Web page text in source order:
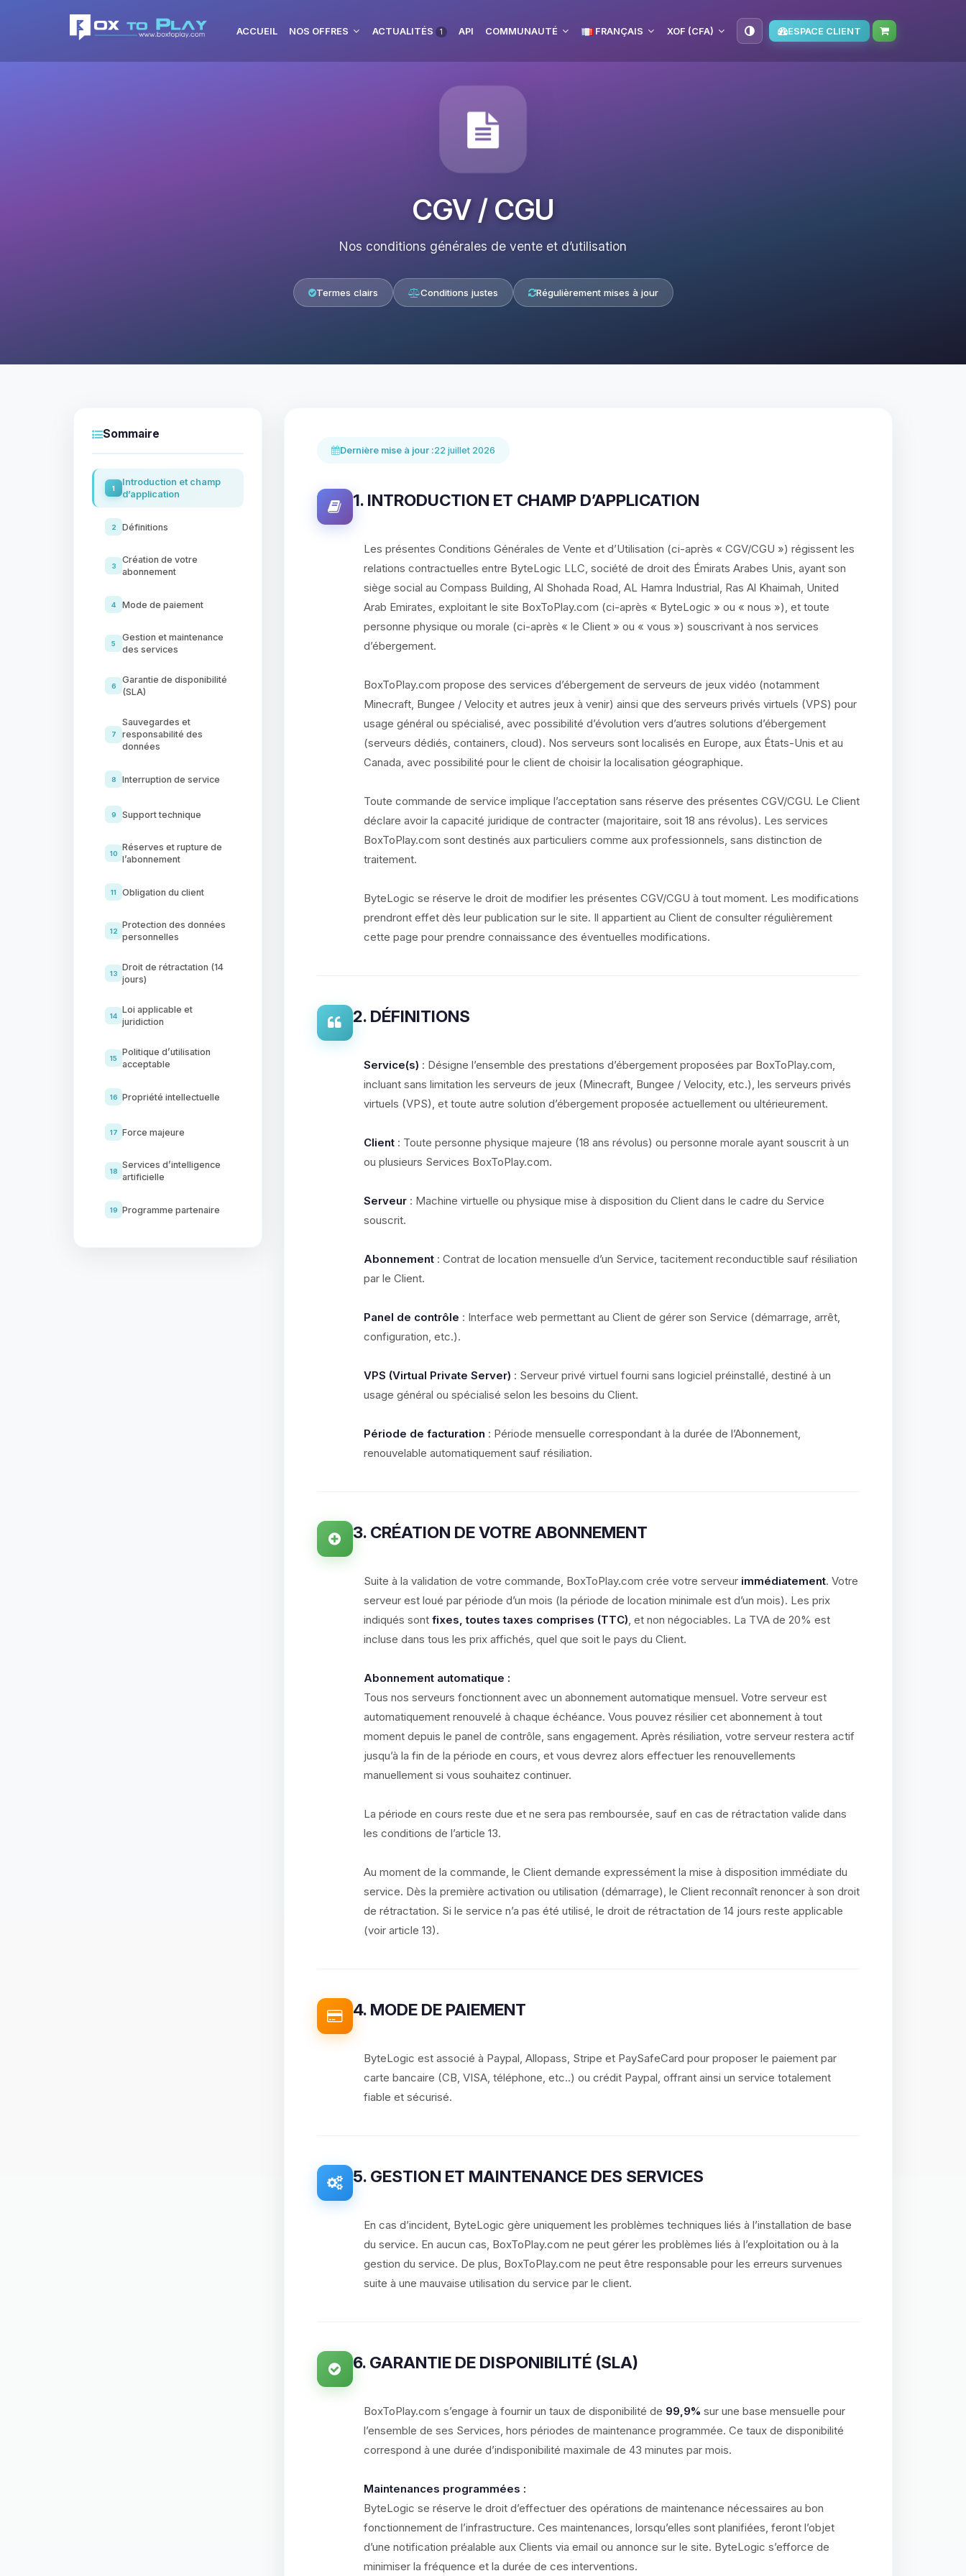
ACCUEIL NOS OFFRES ACTUALITÉS 1 API COMMUNAUTÉ FRANÇAIS XOF (CFA) ESPACE CLIENT
CGV / CGU
Nos conditions générales de vente et d’utilisation
Termes clairs Conditions justes Régulièrement mises à jour
Sommaire
1
Introduction et champ
d’application
2 Définitions
3
Création de votre
abonnement
4 Mode de paiement
5
Gestion et maintenance
des services
6
Garantie de disponibilité
(SLA)
7
Sauvegardes et
responsabilité des
données
8 Interruption de service
9 Support technique
10
Réserves et rupture de
l’abonnement
11 Obligation du client
12
Protection des données
personnelles
13
Droit de rétractation (14
jours)
14
Loi applicable et
juridiction
15
Politique d’utilisation
acceptable
16 Propriété intellectuelle
17 Force majeure
18
Services d’intelligence
artificielle
19 Programme partenaire
Dernière mise à jour :22 juillet 2026
1. INTRODUCTION ET CHAMP D’APPLICATION
Les présentes Conditions Générales de Vente et d’Utilisation (ci-après « CGV/CGU ») régissent les
relations contractuelles entre ByteLogic LLC, société de droit des Émirats Arabes Unis, ayant son
siège social au Compass Building, Al Shohada Road, AL Hamra Industrial, Ras Al Khaimah, United
Arab Emirates, exploitant le site BoxToPlay.com (ci-après « ByteLogic » ou « nous »), et toute
personne physique ou morale (ci-après « le Client » ou « vous ») souscrivant à nos services
d’ébergement.
BoxToPlay.com propose des services d’ébergement de serveurs de jeux vidéo (notamment
Minecraft, Bungee / Velocity et autres jeux à venir) ainsi que des serveurs privés virtuels (VPS) pour
usage général ou spécialisé, avec possibilité d’évolution vers d’autres solutions d’ébergement
(serveurs dédiés, containers, cloud). Nos serveurs sont localisés en Europe, aux États-Unis et au
Canada, avec possibilité pour le client de choisir la localisation géographique.
Toute commande de service implique l’acceptation sans réserve des présentes CGV/CGU. Le Client
déclare avoir la capacité juridique de contracter (majoritaire, soit 18 ans révolus). Les services
BoxToPlay.com sont destinés aux particuliers comme aux professionnels, sans distinction de
traitement.
ByteLogic se réserve le droit de modifier les présentes CGV/CGU à tout moment. Les modifications
prendront effet dès leur publication sur le site. Il appartient au Client de consulter régulièrement
cette page pour prendre connaissance des éventuelles modifications.
2. DÉFINITIONS
Service(s) : Désigne l’ensemble des prestations d’ébergement proposées par BoxToPlay.com,
incluant sans limitation les serveurs de jeux (Minecraft, Bungee / Velocity, etc.), les serveurs privés
virtuels (VPS), et toute autre solution d’ébergement proposée actuellement ou ultérieurement.
Client: Toute personne physique majeure (18 ans révolus) ou personne morale ayant souscrit à un
ou plusieurs Services BoxToPlay.com.
Serveur: Machine virtuelle ou physique mise à disposition du Client dans le cadre du Service
souscrit.
Abonnement: Contrat de location mensuelle d’un Service, tacitement reconductible sauf résiliation
par le Client.
Panel de contrôle : Interface web permettant au Client de gérer son Service (démarrage, arrêt,
configuration, etc.).
VPS (Virtual Private Server) : Serveur privé virtuel fourni sans logiciel préinstallé, destiné à un
usage général ou spécialisé selon les besoins du Client.
Période de facturation : Période mensuelle correspondant à la durée de l’Abonnement,
renouvelable automatiquement sauf résiliation.
3. CRÉATION DE VOTRE ABONNEMENT
Suite à la validation de votre commande, BoxToPlay.com crée votre serveur immédiatement. Votre
serveur est loué par période d’un mois (la période de location minimale est d’un mois). Les prix
indiqués sont fixes, toutes taxes comprises (TTC), et non négociables. La TVA de 20% est
incluse dans tous les prix affichés, quel que soit le pays du Client.
Abonnement automatique :
Tous nos serveurs fonctionnent avec un abonnement automatique mensuel. Votre serveur est
automatiquement renouvelé à chaque échéance. Vous pouvez résilier cet abonnement à tout
moment depuis le panel de contrôle, sans engagement. Après résiliation, votre serveur restera actif
jusqu’à la fin de la période en cours, et vous devrez alors effectuer les renouvellements
manuellement si vous souhaitez continuer.
La période en cours reste due et ne sera pas remboursée, sauf en cas de rétractation valide dans
les conditions de l’article 13.
Au moment de la commande, le Client demande expressément la mise à disposition immédiate du
service. Dès la première activation ou utilisation (démarrage), le Client reconnaît renoncer à son droit
de rétractation. Si le service n’a pas été utilisé, le droit de rétractation de 14 jours reste applicable
(voir article 13).
4. MODE DE PAIEMENT
ByteLogic est associé à Paypal, Allopass, Stripe et PaySafeCard pour proposer le paiement par
carte bancaire (CB, VISA, téléphone, etc..) ou crédit Paypal, offrant ainsi un service totalement
fiable et sécurisé.
5. GESTION ET MAINTENANCE DES SERVICES
En cas d’incident, ByteLogic gère uniquement les problèmes techniques liés à l’installation de base
du service. En aucun cas, BoxToPlay.com ne peut gérer les problèmes liés à l’exploitation ou à la
gestion du service. De plus, BoxToPlay.com ne peut être responsable pour les erreurs survenues
suite à une mauvaise utilisation du service par le client.
6. GARANTIE DE DISPONIBILITÉ (SLA)
BoxToPlay.com s’engage à fournir un taux de disponibilité de 99,9% sur une base mensuelle pour
l’ensemble de ses Services, hors périodes de maintenance programmée. Ce taux de disponibilité
correspond à une durée d’indisponibilité maximale de 43 minutes par mois.
Maintenances programmées :
ByteLogic se réserve le droit d’effectuer des opérations de maintenance nécessaires au bon
fonctionnement de l’infrastructure. Ces maintenances, lorsqu’elles sont planifiées, feront l’objet
d’une notification préalable aux Clients via email ou annonce sur le site. ByteLogic s’efforce de
minimiser la fréquence et la durée de ces interventions.